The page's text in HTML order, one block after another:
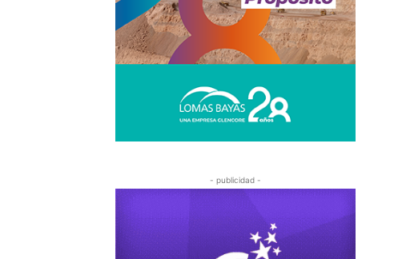
- publicidad -